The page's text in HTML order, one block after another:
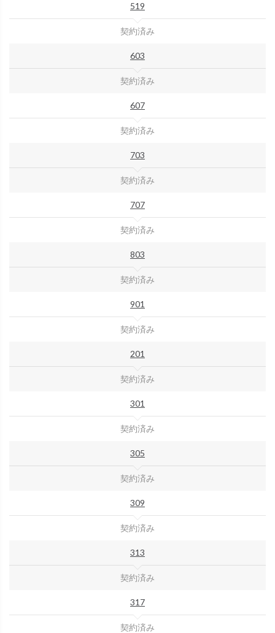
519
契約済み
603
契約済み
607
契約済み
703
契約済み
707
契約済み
803
契約済み
901
契約済み
201
契約済み
301
契約済み
305
契約済み
309
契約済み
313
契約済み
317
契約済み